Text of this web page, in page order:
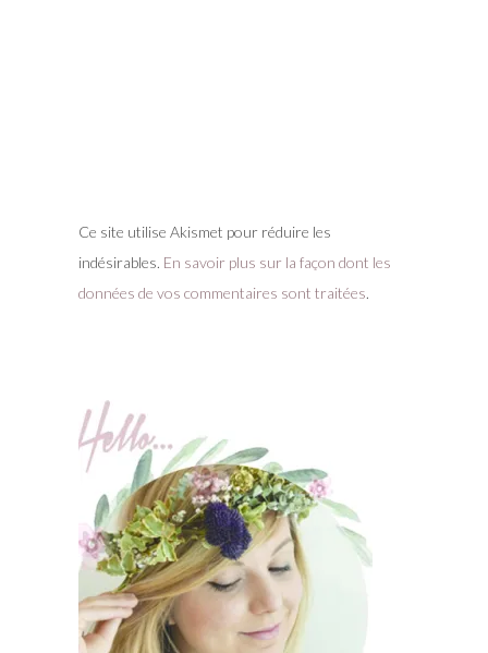
Ce site utilise Akismet pour réduire les
indésirables. En savoir plus sur la façon dont les
données de vos commentaires sont traitées.